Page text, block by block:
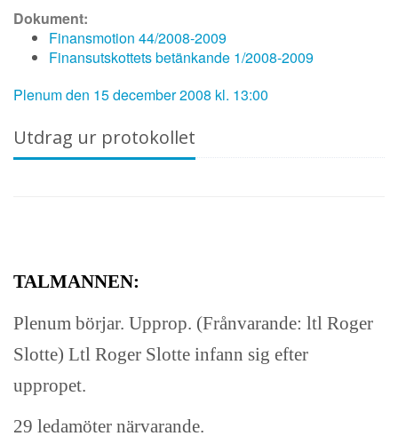
Dokument:
Finansmotion 44/2008-2009
Finansutskottets betänkande 1/2008-2009
Plenum den 15 december 2008 kl. 13:00
Utdrag ur protokollet
TALMANNEN:
Plenum börjar. Upprop. (Frånvarande: ltl Roger
Slotte) Ltl Roger Slotte infann sig efter
uppropet.
29 ledamöter närvarande.